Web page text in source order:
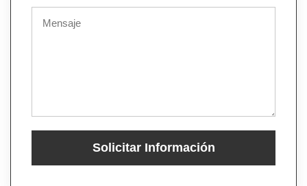
Solicitar Información